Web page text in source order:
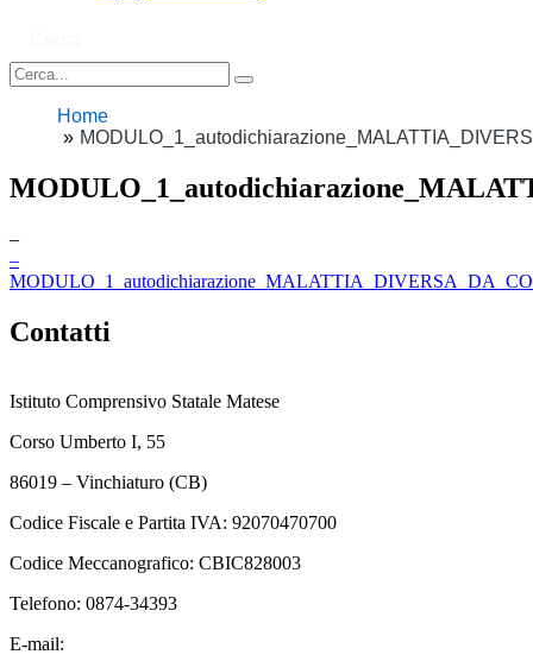
Home
–
–
Contatti
Istituto Comprensivo Statale Matese
Corso Umberto I, 55
86019 – Vinchiaturo (CB)
Codice Fiscale e Partita IVA: 92070470700
Codice Meccanografico: CBIC828003
Telefono: 0874-34393
E-mail: